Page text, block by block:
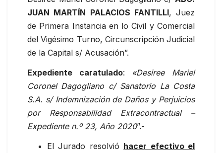
JUAN MARTÍN PALACIOS FANTILLI, Juez
de Primera Instancia en lo Civil y Comercial
del Vigésimo Turno, Circunscripción Judicial
de la Capital s/ Acusación”.
Expediente caratulado: «Desiree Mariel
Coronel Dagogliano c/ Sanatorio La Costa
S.A. s/ Indemnización de Daños y Perjuicios
por Responsabilidad Extracontractual –
Expediente n.º 23, Año 2020”.-
El Jurado resolvió hacer efectivo el